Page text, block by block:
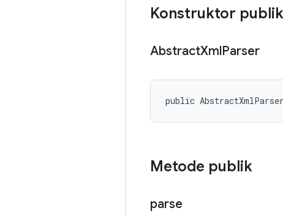
Konstruktor publik
AbstractXmlParser
public
Metode publik
parse